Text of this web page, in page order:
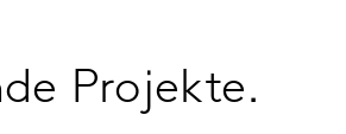
Projekte.